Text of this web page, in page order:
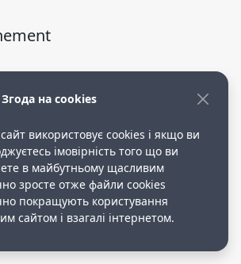
public terms of service
опікункою в німеччині.
Згода на cookies
використовує cookies і якщо ви
імовірність того що ви
в майбутньому щасливим
зросте отже файли cookies
покращують користування
сайтом і взагалі інтернетом.